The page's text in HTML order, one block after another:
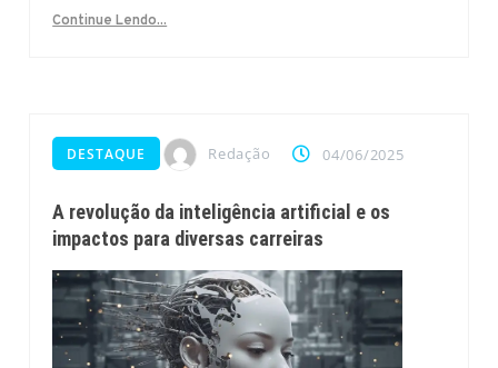
Continue Lendo...
DESTAQUE Redação 04/06/2025
A revolução da inteligência artificial e os
impactos para diversas carreiras